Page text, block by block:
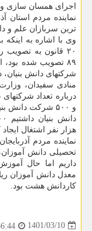
اجرای همسان سازی و
نماینده مردم استان
ترین سربازان علم و
وی با اشاره به
۲۰ قانون به
شرکتهای دانش بنیان،
منادی سفیدان،
درباره تعداد
هزار نفر اشتغال ایجاد
نماینده مردم
داریم اما حال
کاردانش هشت بود.
1401/03/10